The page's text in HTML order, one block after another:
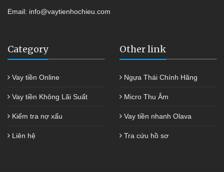
Email: info@vaytienhochieu.com
Category
Vay tiền Online
Vay tiền Không Lãi Suất
Kiểm tra nợ xấu
Liên hệ
Other link
Ngựa Thái Chính Hãng
Micro Thu Âm
Vay tiền nhanh Olava
Tra cứu hồ sơ